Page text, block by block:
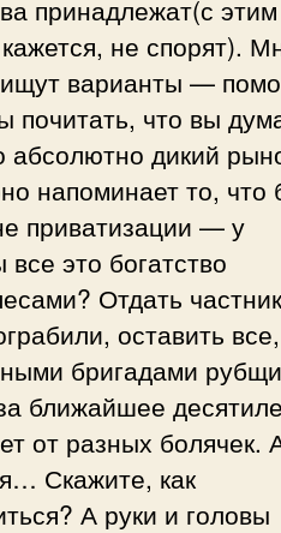
принадлежат(с
не спорят).
варианты —
что вы
абсолютно дикий
напоминает то, что
приватизации — у
это богатство
Отдать
оставить
бригадами
ближайшее
от разных болячек.
Скажите, как
А руки и головы